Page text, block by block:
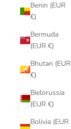
Benin (EUR
€)
Bermuda
(EUR €)
Bhutan (EUR
€)
Bielorussia
(EUR €)
Bolivia (EUR